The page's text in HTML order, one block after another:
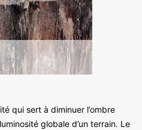
qui sert à diminuer l’ombre
globale d’un terrain. Le